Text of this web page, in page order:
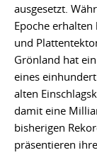
ausgesetzt.
Epoche
und
Grönland hat
eines
alten
damit eine
bisherigen
präsentieren